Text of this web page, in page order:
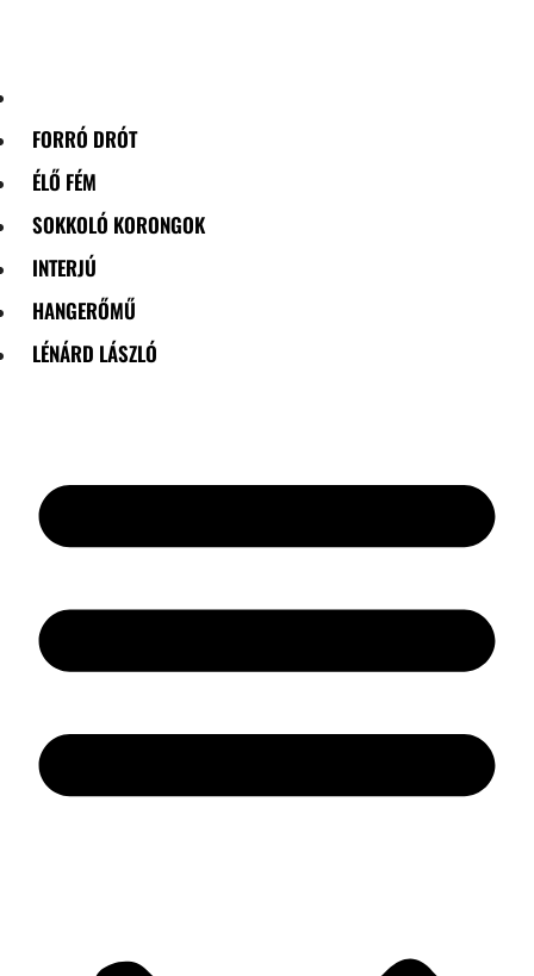
FORRÓ DRÓT
ÉLŐ FÉM
SOKKOLÓ KORONGOK
INTERJÚ
HANGERŐMŰ
LÉNÁRD LÁSZLÓ